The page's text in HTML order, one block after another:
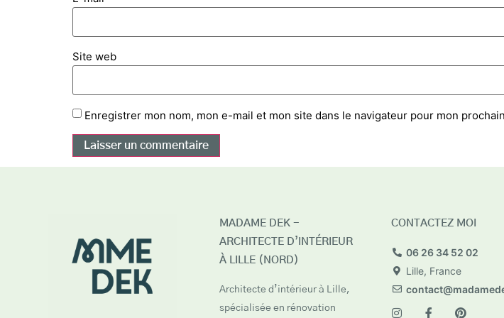
Site web
Enregistrer mon nom, mon e-mail et mon site dans le navigateur pour mon
MADAME DEK -
ARCHITECTE D’INTÉRIEUR
À LILLE (NORD)
Architecte d’intérieur à Lille,
spécialisée en rénovation
CONTACTEZ MOI
06 26 34 52 02
Lille, France